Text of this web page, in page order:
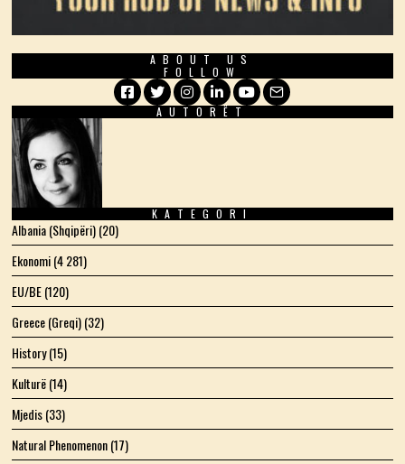
ABOUT US
FOLLOW
Facebook
TwitterInstagram
LinkedIn
YouTube
Email
AUTORËT
KATEGORI
Albania (Shqipëri)(20)
Ekonomi(4 281)
EU/BE(120)
Greece (Greqi)(32)
History(15)
Kulturë(14)
Mjedis(33)
Natural Phenomenon(17)